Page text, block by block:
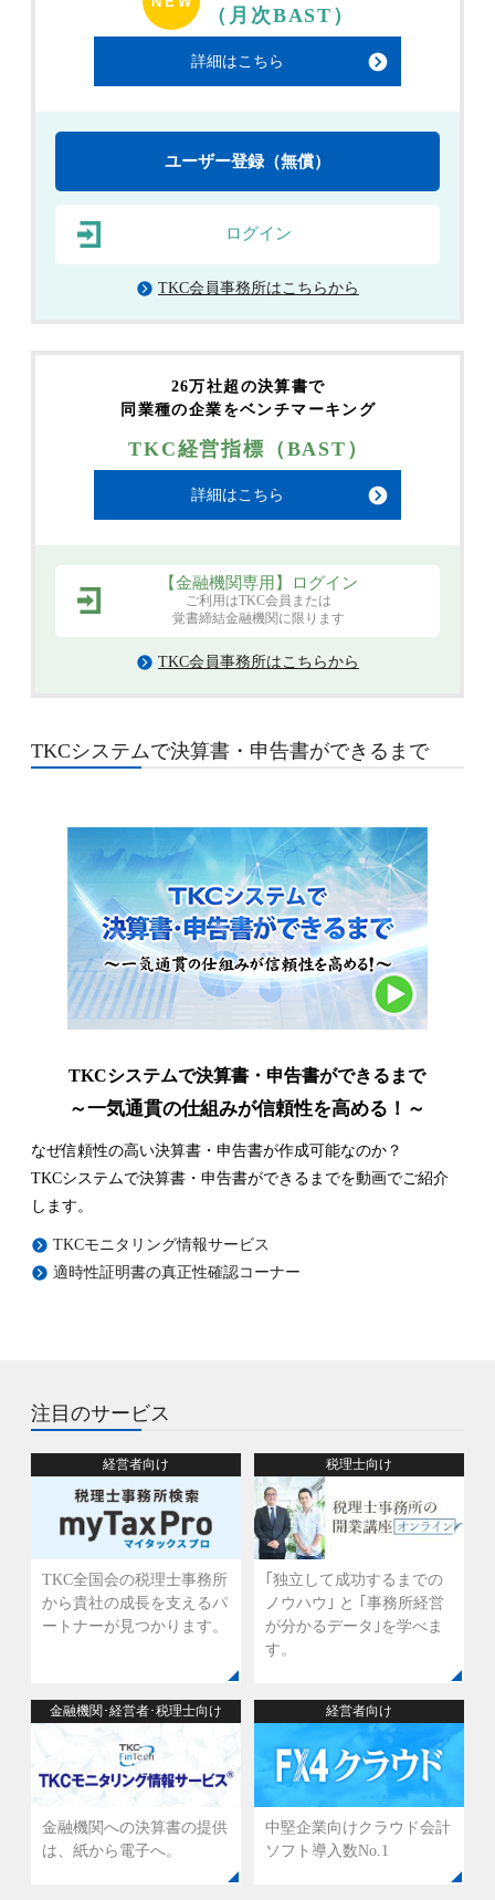
（月次BAST）
詳細はこちら
ユーザー登録（無償）
ログイン
TKC会員事務所はこちらから
26万社超の決算書で
同業種の企業をベンチマーキング
TKC経営指標（BAST）
詳細はこちら
【金融機関専用】ログイン
ご利用はTKC会員または
覚書締結金融機関に限ります
TKC会員事務所はこちらから
TKCシステムで決算書・申告書ができるまで
TKCシステムで決算書・申告書ができるまで
～一気通貫の仕組みが信頼性を高める！～
なぜ信頼性の高い決算書・申告書が作成可能なのか？
TKCシステムで決算書・申告書ができるまでを動画でご紹介
します。
TKCモニタリング情報サービス
適時性証明書の真正性確認コーナー
注目のサービス
経営者向け
TKC全国会の税理士事務所
から貴社の成長を支えるパ
ートナーが見つかります。
税理士向け
｢独立して成功するまでの
ノウハウ｣ と ｢事務所経営
が分かるデータ｣を学べま
す。
金融機関･経営者･税理士向け
金融機関への決算書の提供
は、紙から電子へ。
経営者向け
中堅企業向けクラウド会計
ソフト導入数No.1